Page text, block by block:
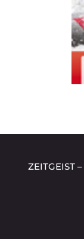
ZEITGEIST